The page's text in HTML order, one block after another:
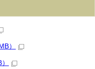
）